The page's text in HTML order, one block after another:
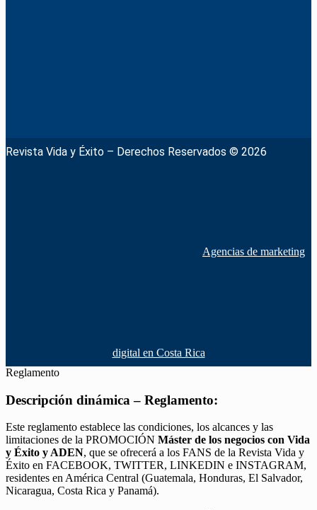
Revista Vida y Éxito – Derechos Reservados © 2026
Agencias de marketing
digital en Costa Rica
Reglamento
Descripción dinámica – Reglamento:
Este reglamento establece las condiciones, los alcances y las
limitaciones de la PROMOCIÓN Máster de los negocios con Vida
y Éxito y ADEN, que se ofrecerá a los FANS de la Revista Vida y
Éxito en FACEBOOK, TWITTER, LINKEDIN e INSTAGRAM,
residentes en América Central (Guatemala, Honduras, El Salvador,
Nicaragua, Costa Rica y Panamá).